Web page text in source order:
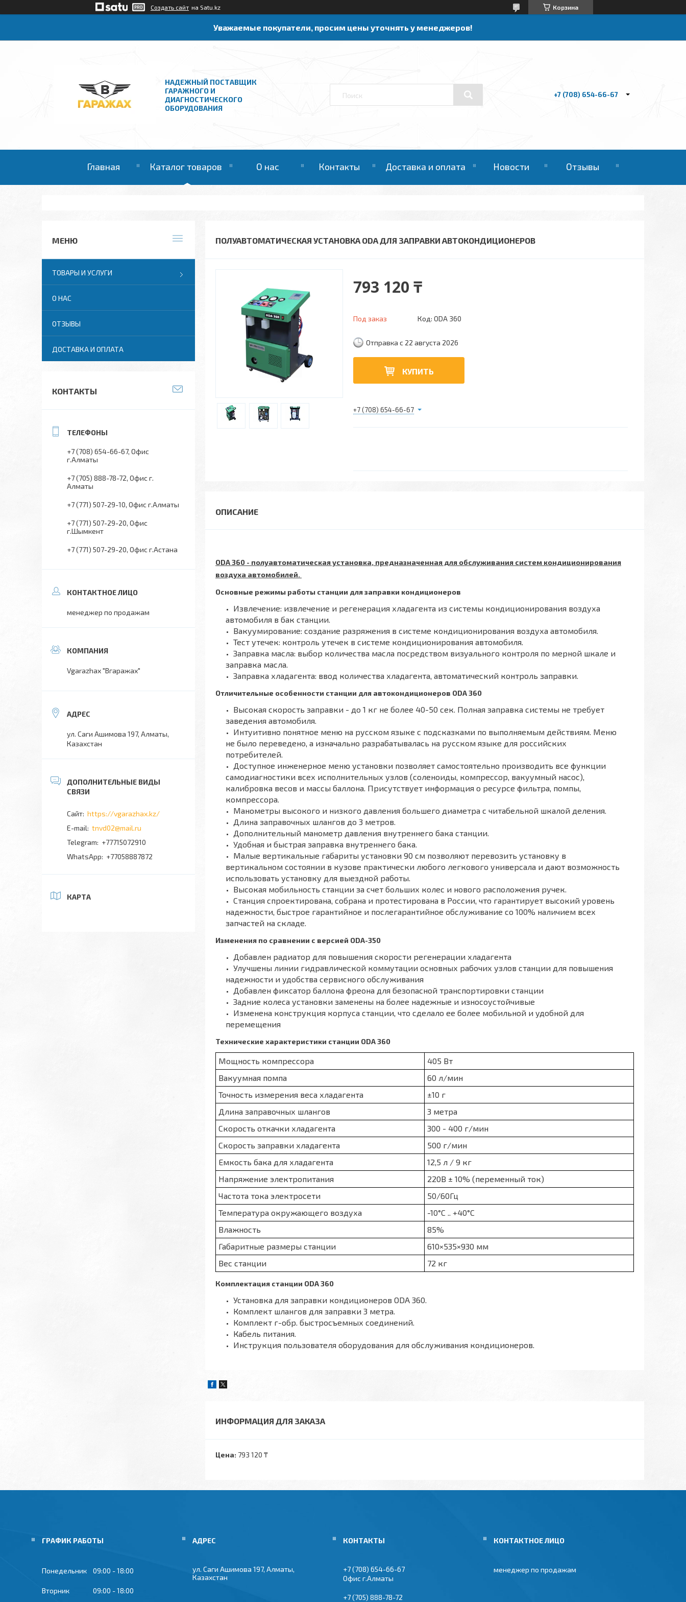
Создать сайт на Satu.kz Корзина
Уважаемые покупатели, просим цены уточнять у менеджеров!
НАДЕЖНЫЙ ПОСТАВЩИК
ГАРАЖНОГО И
ДИАГНОСТИЧЕСКОГО
ОБОРУДОВАНИЯ
+7 (708) 654-66-67
Главная Каталог товаров О нас Контакты Доставка и оплата Новости Отзывы
ПОЛУАВТОМАТИЧЕСКАЯ УСТАНОВКА ОDA ДЛЯ ЗАПРАВКИ АВТОКОНДИЦИОНЕРОВ
793 120 ₸
Под заказ Код: ODA 360
Отправка с 22 августа 2026
КУПИТЬ
+7 (708) 654-66-67
ODA 360 - полуавтоматическая установка, предназначенная для обслуживания систем кондиционирования
воздуха автомобилей.
Основные режимы работы станции для заправки кондиционеров
Извлечение: извлечение и регенерация хладагента из системы кондиционирования воздуха
автомобиля в бак станции.
Вакуумирование: создание разряжения в системе кондиционирования воздуха автомобиля.
Тест утечек: контроль утечек в системе кондиционирования автомобиля.
Заправка масла: выбор количества масла посредством визуального контроля по мерной шкале и
заправка масла.
Заправка хладагента: ввод количества хладагента, автоматический контроль заправки.
Отличительные особенности станции для автокондиционеров ODA 360
Высокая скорость заправки - до 1 кг не более 40-50 сек. Полная заправка системы не требует
заведения автомобиля.
Интуитивно понятное меню на русском языке с подсказками по выполняемым действиям. Меню
не было переведено, а изначально разрабатывалась на русском языке для российских
потребителей.
Доступное инженерное меню установки позволяет самостоятельно производить все функции
самодиагностики всех исполнительных узлов (соленоиды, компрессор, вакуумный насос),
калибровка весов и массы баллона. Присутствует информация о ресурсе фильтра, помпы,
компрессора.
Манометры высокого и низкого давления большего диаметра с читабельной шкалой деления.
Длина заправочных шлангов до 3 метров.
Дополнительный манометр давления внутреннего бака станции.
Удобная и быстрая заправка внутреннего бака.
Малые вертикальные габариты установки 90 см позволяют перевозить установку в
вертикальном состоянии в кузове практически любого легкового универсала и дают возможность
использовать установку для выездной работы.
Высокая мобильность станции за счет больших колес и нового расположения ручек.
Станция спроектирована, собрана и протестирована в России, что гарантирует высокий уровень
надежности, быстрое гарантийное и послегарантийное обслуживание со 100% наличием всех
запчастей на складе.
Изменения по сравнении с версией ODA-350
Добавлен радиатор для повышения скорости регенерации хладагента
Улучшены линии гидравлической коммутации основных рабочих узлов станции для повышения
надежности и удобства сервисного обслуживания
Добавлен фиксатор баллона фреона для безопасной транспортировки станции
Задние колеса установки заменены на более надежные и износоустойчивые
Изменена конструкция корпуса станции, что сделало ее более мобильной и удобной для
перемещения
Технические характеристики станции ODA 360
Мощность компрессора
405 Вт
Вакуумная помпа
60 л/мин
Точность измерения веса хладагента
±10 г
Длина заправочных шлангов
3 метра
Скорость откачки хладагента
300 - 400 г/мин
Скорость заправки хладагента
500 г/мин
Емкость бака для хладагента
12,5 л / 9 кг
Напряжение электропитания
220В ± 10% (переменный ток)
Частота тока электросети
50/60Гц
Температура окружающего воздуха
-10°С .. +40°С
Влажность
85%
Габаритные размеры станции
610×535×930 мм
Вес станции
72 кг
Комплектация станции ODA 360
Установка для заправки кондиционеров ODA 360.
Комплект шлангов для заправки 3 метра.
Комплект г-обр. быстросъемных соединений.
Кабель питания.
Инструкция пользователя оборудования для обслуживания кондиционеров.
ИНФОРМАЦИЯ ДЛЯ ЗАКАЗА
Цена: 793 120 ₸
ТОВАРЫ И УСЛУГИ
О НАС
ОТЗЫВЫ
ДОСТАВКА И ОПЛАТА
КОНТАКТЫ
+7 (708) 654-66-67 Офис
г.Алматы
+7 (705) 888-78-72 Офис г.
Алматы
+7 (771) 507-29-10 Офис г.Алматы
+7 (771) 507-29-20 Офис
г.Шымкент
+7 (771) 507-29-20 Офис г.Астана
менеджер по продажам
Vgarazhax "Вгаражах"
ул. Саги Ашимова 197, Алматы,
Казахстан
https://vgarazhax.kz/
tnvd02@mail.ru
+77715072910
+77058887872
КАРТА
ГРАФИК РАБОТЫ
Понедельник 09:00 18:00
Вторник 09:00 18:00
ул. Саги Ашимова 197, Алматы,
Казахстан
+7 (708) 654-66-67
Офис г.Алматы
+7 (705) 888-78-72
менеджер по продажам